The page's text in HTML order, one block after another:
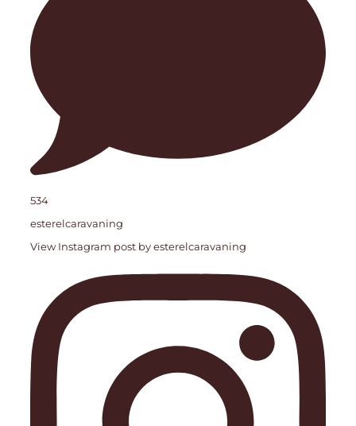
534
esterelcaravaning
View Instagram post by esterelcaravaning